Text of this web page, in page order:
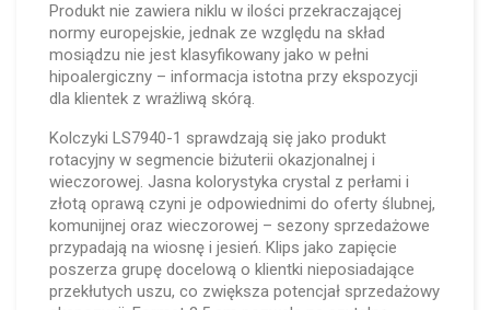
Produkt nie zawiera niklu w ilości przekraczającej
normy europejskie, jednak ze względu na skład
mosiądzu nie jest klasyfikowany jako w pełni
hipoalergiczny – informacja istotna przy ekspozycji
dla klientek z wrażliwą skórą.
Kolczyki LS7940-1 sprawdzają się jako produkt
rotacyjny w segmencie biżuterii okazjonalnej i
wieczorowej. Jasna kolorystyka crystal z perłami i
złotą oprawą czyni je odpowiednimi do oferty ślubnej,
komunijnej oraz wieczorowej – sezony sprzedażowe
przypadają na wiosnę i jesień. Klips jako zapięcie
poszerza grupę docelową o klientki nieposiadające
przekłutych uszu, co zwiększa potencjał sprzedażowy